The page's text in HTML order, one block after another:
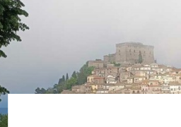
Contatti